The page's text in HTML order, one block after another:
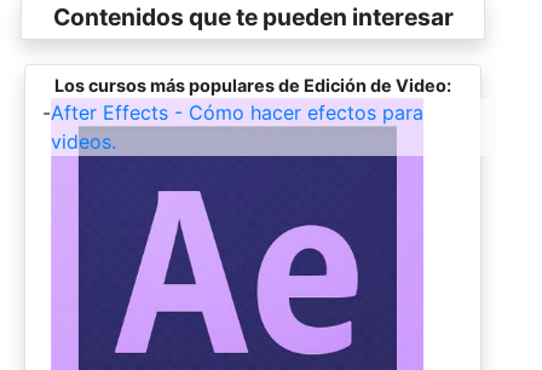
Contenidos que te pueden interesar
Los cursos más populares de Edición de Video:
-After Effects - Cómo hacer efectos para
videos.